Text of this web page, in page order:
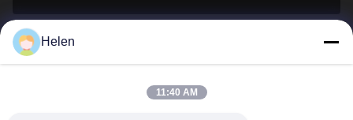
sales@perfectlaser.net
Helen
11:40 AM